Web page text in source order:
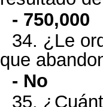
- 750,000
34. ¿Le
que
- No
35.